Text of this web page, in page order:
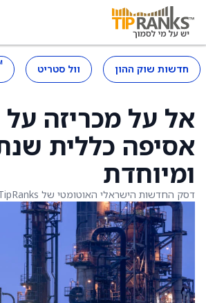
חדשות שוק ההון וול סטריט
אל על מכריזה על
אסיפה כללית
ומיוחדת
דסק החדשות הישראלי האוטומטי של TipRanks